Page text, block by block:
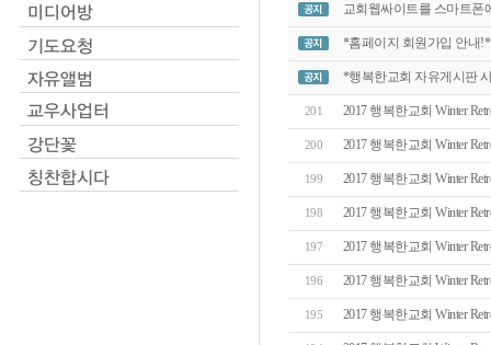
교회웹싸이트를 스마트폰
*홈페이지 회원가입 안내!*
*행복한교회 자유게시판
201 2017 행복한교회 Winter
200 2017 행복한교회 Winter
199 2017 행복한교회 Winter
198 2017 행복한교회 Winter
197 2017 행복한교회 Winter
196 2017 행복한교회 Winter
195 2017 행복한교회 Winter